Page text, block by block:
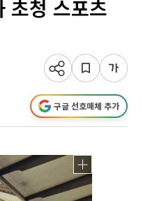
초청 스포츠
구글 선호매체 추가